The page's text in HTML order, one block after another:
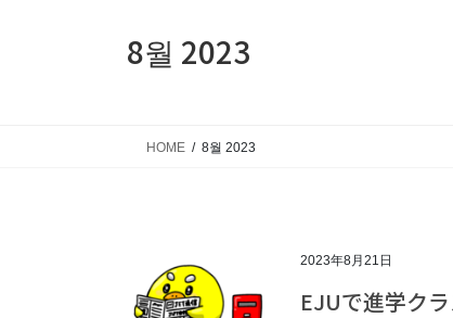
8월 2023
HOME 8월 2023
2023年8月21日
EJUで進学ク